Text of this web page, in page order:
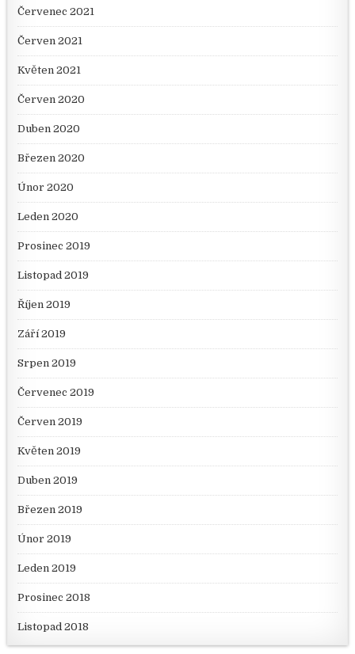
Červenec 2021
Červen 2021
Květen 2021
Červen 2020
Duben 2020
Březen 2020
Únor 2020
Leden 2020
Prosinec 2019
Listopad 2019
Říjen 2019
Září 2019
Srpen 2019
Červenec 2019
Červen 2019
Květen 2019
Duben 2019
Březen 2019
Únor 2019
Leden 2019
Prosinec 2018
Listopad 2018